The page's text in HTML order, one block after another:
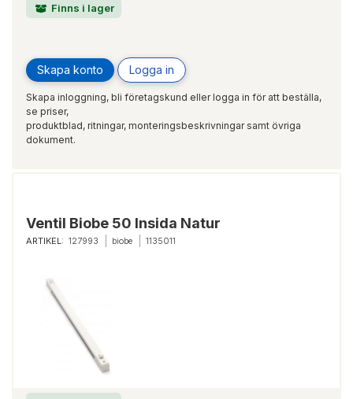
Finns i lager
Skapa konto Logga in
Skapa inloggning, bli företagskund eller logga in för att beställa,
se priser,
produktblad, ritningar, monteringsbeskrivningar samt övriga
dokument.
Ventil Biobe 50 Insida Natur
ARTIKEL: 127993 biobe 1135011